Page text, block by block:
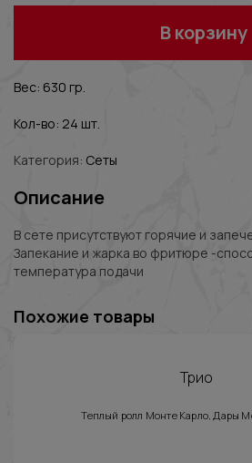
В корзину
Вес: 630 гр.
Кол-во: 24 шт.
Категория: Сеты
Описание
В сете присутствуют горячие и
Запекание и жарка во фритюре -
температура подачи
Похожие товары
Трио
Теплый ролл Монте Карло, Дары